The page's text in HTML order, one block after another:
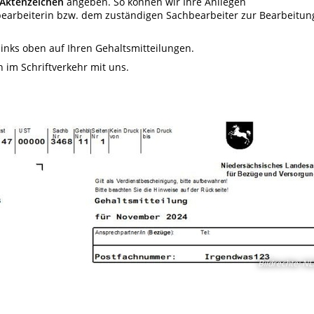
bzw. dem zuständigen Sachbearbeiter zur
oben auf Ihren Gehaltsmitteilungen.
im Schriftverkehr mit uns.
Bildrechte: